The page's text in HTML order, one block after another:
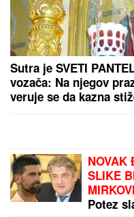
Sutra je SVETI
vozača: Na njegov
veruje se da kazna
NOVAK
SLIKE
Potez